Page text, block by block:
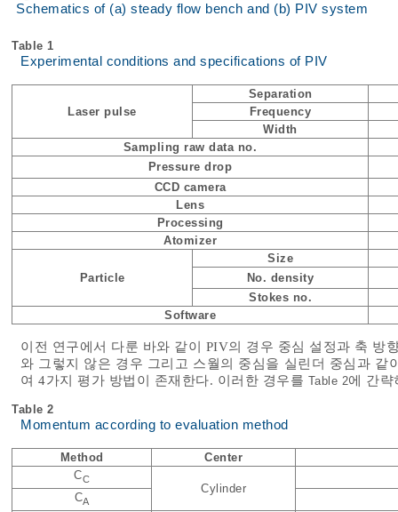
Schematics of (a) steady flow bench and (b) PIV system
Table 1
Experimental conditions and specifications of PIV
Laser pulse
Separation
Frequency
Width
Sampling raw data no.
Pressure drop
CCD camera
Lens
Processing
Atomizer
Particle
Size
No. density
Stokes no.
Software
이전 연구에서 다룬 바와 같이 PIV의 경우 중심 설정과 축 방
와 그렇지 않은 경우 그리고 스월의 중심을 실린더 중심과
여 4가지 평가 방법이 존재한다. 이러한 경우를 Table 2에 간략
Table 2
Momentum according to evaluation method
Method
Center
CC
Cylinder
CA